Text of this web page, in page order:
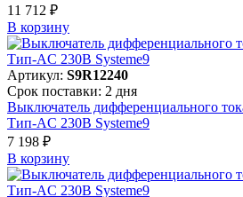
11 712 ₽
В корзинy
Артикул: S9R12240
Срок поставки: 2 дня
Выключатель дифференциального
Тип-AC 230В Systeme9
7 198 ₽
В корзинy